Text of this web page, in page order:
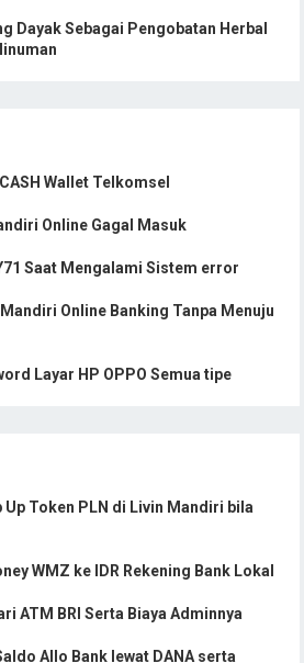
Dayak Sebagai Pengobatan Herbal
Wallet Telkomsel
Online Gagal Masuk
Saat Mengalami Sistem error
Online Banking Tanpa Menuju
Layar HP OPPO Semua tipe
Token PLN di Livin Mandiri bila
WMZ ke IDR Rekening Bank Lokal
ATM BRI Serta Biaya Adminnya
Allo Bank lewat DANA serta